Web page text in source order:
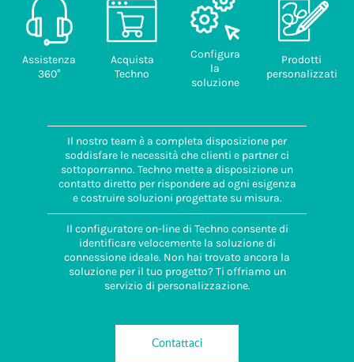
Assistenza
360°
Acquista
Techno
Configura
la
soluzione
Prodotti
personalizzati
Il nostro team è a completa disposizione per
soddisfare le necessità che clienti e partner ci
sottoporranno. Techno mette a disposizione un
contatto diretto per rispondere ad ogni esigenza
e costruire soluzioni progettate su misura.
Il configuratore on-line di Techno consente di
identificare velocemente la soluzione di
connessione ideale. Non hai trovato ancora la
soluzione per il tuo progetto? Ti offriamo un
servizio di personalizzazione.
Contattaci